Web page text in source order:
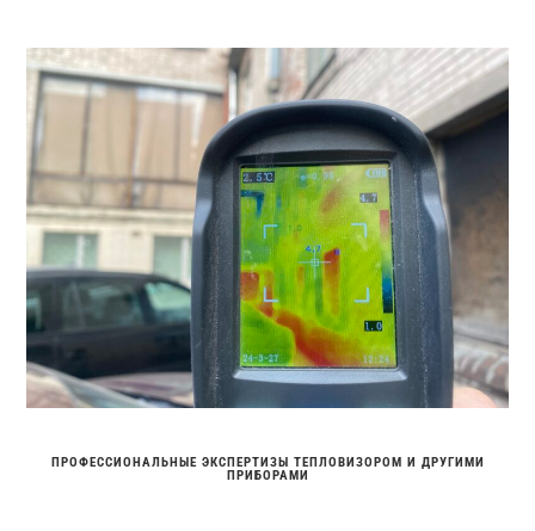
ПРОФЕССИОНАЛЬНЫЕ ЭКСПЕРТИЗЫ ТЕПЛОВИЗОРОМ И ДРУГИМИ
ПРИБОРАМИ